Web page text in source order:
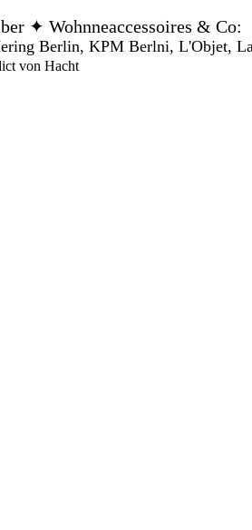
✦ Wohnneaccessoires & Co:
Berlin, KPM Berlni, L'Objet,
von Hacht